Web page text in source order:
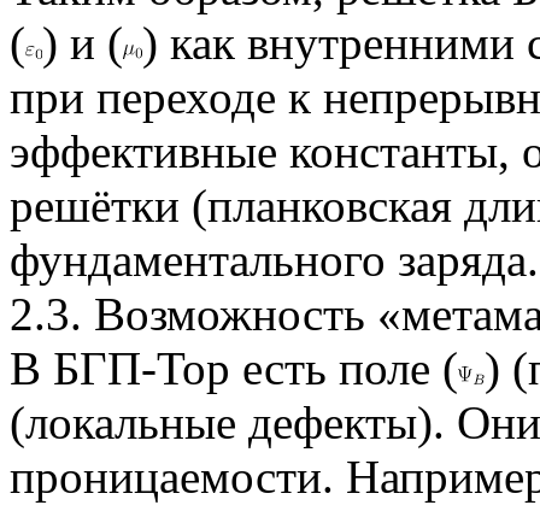
( ) и ( ) как внутренними
при переходе к
эффективные константы,
решётки (планковская
фундаментального заряда.
2.3. Возможность
В БГП-Тор есть поле ( )
(локальные дефекты).
проницаемости.